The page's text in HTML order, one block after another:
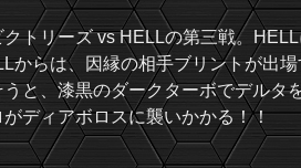
トリーズ vs HELLの第三戦。HELL
からは、因縁の相手ブリントが出
うと、漆黒のダークターボでデルタ
がディアボロスに襲いかかる！！